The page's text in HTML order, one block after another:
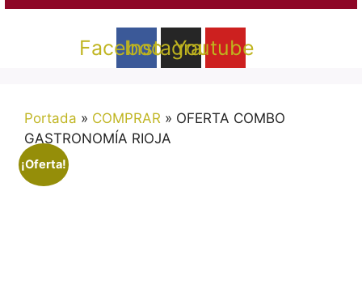
Facebook
Instagram
Youtube
Portada » COMPRAR » OFERTA COMBO
GASTRONOMÍA RIOJA
¡Oferta!